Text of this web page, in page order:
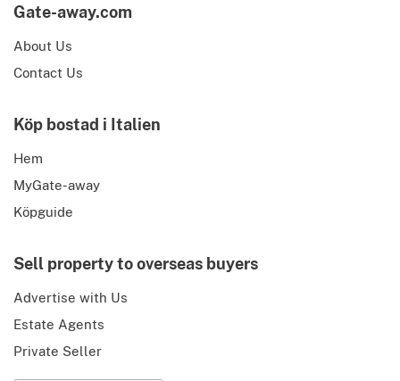
Gate-away.com
About Us
Contact Us
Köp bostad i Italien
Hem
MyGate-away
Köpguide
Sell property to overseas buyers
Advertise with Us
Estate Agents
Private Seller